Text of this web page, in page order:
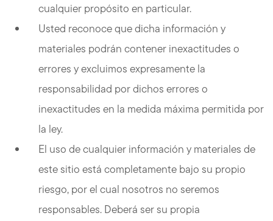
cualquier propósito en particular.
Usted reconoce que dicha información y
materiales podrán contener inexactitudes o
errores y excluimos expresamente la
responsabilidad por dichos errores o
inexactitudes en la medida máxima permitida por
la ley.
El uso de cualquier información y materiales de
este sitio está completamente bajo su propio
riesgo, por el cual nosotros no seremos
responsables. Deberá ser su propia